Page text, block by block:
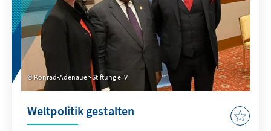
Konrad-Adenauer-Stiftung e. V.
Weltpolitik gestalten